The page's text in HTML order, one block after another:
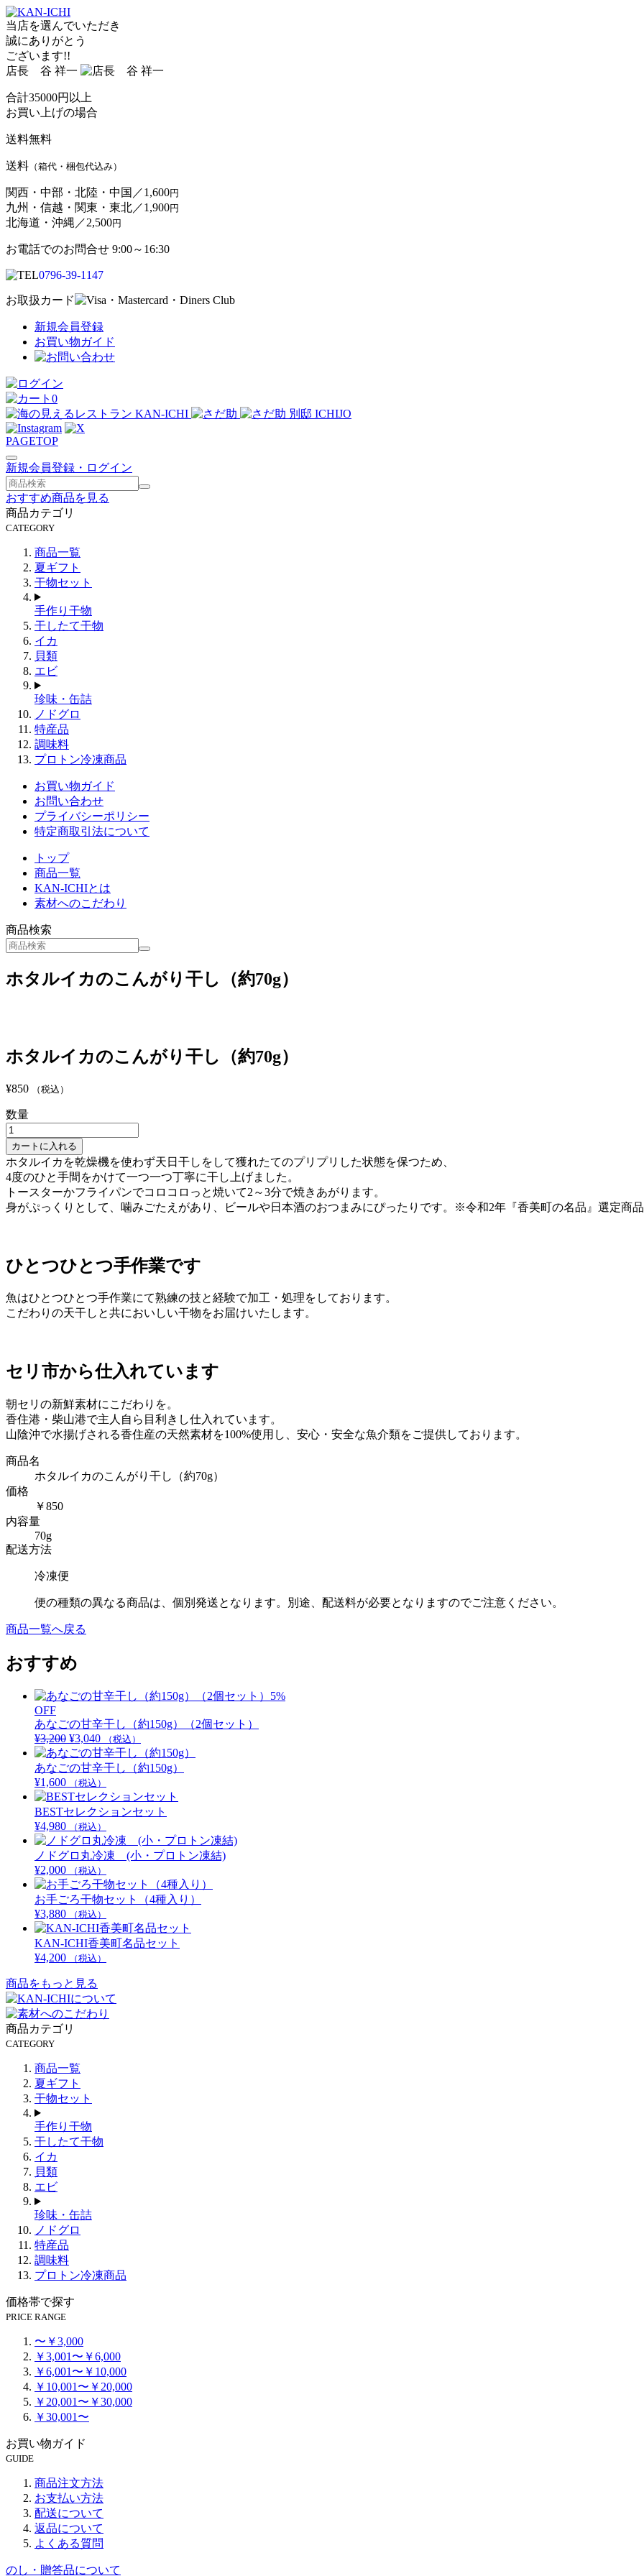
当店を選んでいただき
誠にありがとう
ございます!!
店長 谷 祥一
合計35000円以上
お買い上げの場合
送料無料
送料 （箱代・梱包代込み）
関西・中部・北陸・中国／1,600円
九州・信越・関東・東北／1,900円
北海道・沖縄／2,500円
お電話でのお問合せ 9:00～16:30
0796-39-1147
お取扱カード
新規会員登録
お買い物ガイド
0
PAGETOP
新規会員登録・ログイン
検
索
す
る
おすすめ商品を見る
商品カテゴリ
CATEGORY
商品一覧
夏ギフト
干物セット
手作り干物
干したて干物
イカ
貝類
エビ
珍味・缶詰
ノドグロ
特産品
調味料
プロトン冷凍商品
お買い物ガイド
お問い合わせ
プライバシーポリシー
特定商取引法について
トップ
商品一覧
KAN-ICHIとは
素材へのこだわり
商品検索
検
す
る
ホタルイカのこんがり干し（約70g）
ホタルイカのこんがり干し（約70g）
¥850 （税込）
数量
ホ
タ
ル
イ
カ
の
り
し
（約
カートに入れる
ホタルイカを乾燥機を使わず天日干しをして獲れたてのプリプリした状態を保つため、
4度のひと手間をかけて一つ一つ丁寧に干し上げました。
トースターかフライパンでコロコロっと焼いて2～3分で焼きあがります。
身がぷっくりとして、噛みごたえがあり、ビールや日本酒のおつまみにぴったりです。※令和2年『香美町の名品』選定商
ひとつひとつ手作業です
魚はひとつひとつ手作業にて熟練の技と経験で加工・処理をしております。
こだわりの天干しと共においしい干物をお届けいたします。
セリ市から仕入れています
朝セリの新鮮素材にこだわりを。
香住港・柴山港で主人自ら目利きし仕入れています。
山陰沖で水揚げされる香住産の天然素材を100%使用し、安心・安全な魚介類をご提供しております。
商品名
ホタルイカのこんがり干し（約70g）
価格
￥850
内容量
70g
配送方法
冷凍便
便の種類の異なる商品は、個別発送となります。別途、配送料が必要となりますのでご注意ください。
商品一覧へ戻る
おすすめ
5%
OFF
あなごの甘辛干し（約150g）（2個セット）
¥3,200 元
の
価
格
は
¥3,200
で
し
た。
¥3,040現
在
の
価
格
は
¥3,040
で
す。
（税込）
あなごの甘辛干し（約150g）
¥1,600 （税込）
BESTセレクションセット
¥4,980 （税込）
ノドグロ丸冷凍 (小・プロトン凍結)
¥2,000 （税込）
お手ごろ干物セット（4種入り）
¥3,880 （税込）
KAN-ICHI香美町名品セット
¥4,200 （税込）
商品をもっと見る
商品カテゴリ
CATEGORY
商品一覧
夏ギフト
干物セット
手作り干物
干したて干物
イカ
貝類
エビ
珍味・缶詰
ノドグロ
特産品
調味料
プロトン冷凍商品
価格帯で探す
PRICE RANGE
〜￥3,000
￥3,001〜￥6,000
￥6,001〜￥10,000
￥10,001〜￥20,000
￥20,001〜￥30,000
￥30,001〜
お買い物ガイド
GUIDE
商品注文方法
お支払い方法
配送について
返品について
よくある質問
のし・贈答品について